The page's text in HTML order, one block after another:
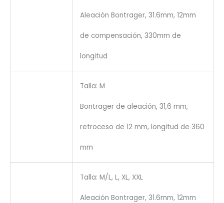
Aleación Bontrager, 31.6mm, 12mm
de compensación, 330mm de
longitud
Talla: M
Bontrager de aleación, 31,6 mm,
retroceso de 12 mm, longitud de 360
mm
Talla: M/L, L, XL, XXL
Aleación Bontrager, 31.6mm, 12mm